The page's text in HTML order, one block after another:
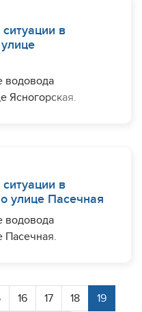
в Max по
работ
событий о
в
водовода
Ясногорская.
работ
до 17:00.
в
улице Пасечная
водовода
Пасечная.
59/4, 59.
16 17 18
19